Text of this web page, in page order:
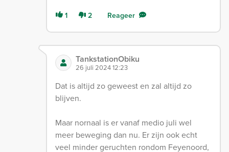
1 2 Reageer
TankstationObiku
26 juli 2024 12:23
Dat is altijd zo geweest en zal altijd zo
blijven.
Maar nornaal is er vanaf medio juli wel
meer beweging dan nu. Er zijn ook echt
veel minder geruchten rondom Feyenoord,